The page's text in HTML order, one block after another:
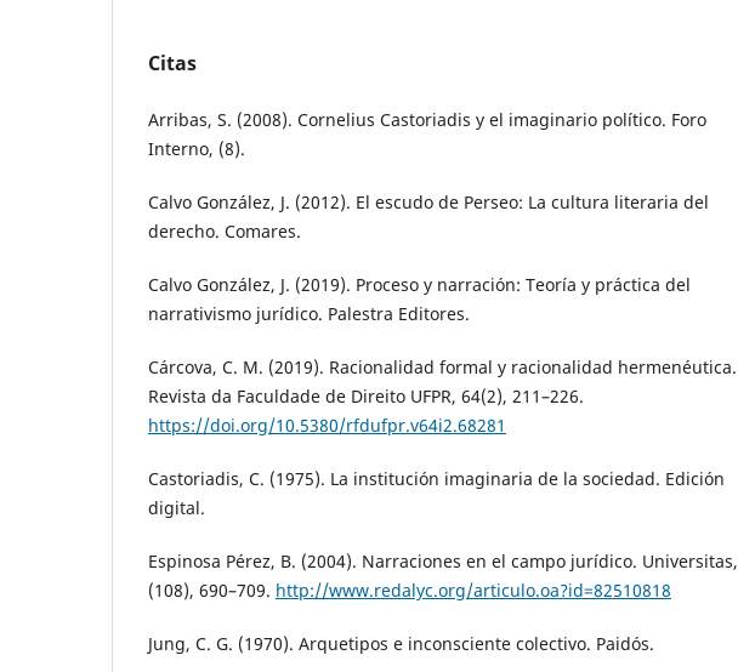
Citas
Arribas, S. (2008). Cornelius Castoriadis y el imaginario político. Foro
Interno, (8).
Calvo González, J. (2012). El escudo de Perseo: La cultura literaria del
derecho. Comares.
Calvo González, J. (2019). Proceso y narración: Teoría y práctica del
narrativismo jurídico. Palestra Editores.
Cárcova, C. M. (2019). Racionalidad formal y racionalidad hermenéutica.
Revista da Faculdade de Direito UFPR, 64(2), 211–226.
https://doi.org/10.5380/rfdufpr.v64i2.68281
Castoriadis, C. (1975). La institución imaginaria de la sociedad. Edición
digital.
Espinosa Pérez, B. (2004). Narraciones en el campo jurídico. Universitas,
(108), 690–709. http://www.redalyc.org/articulo.oa?id=82510818
Jung, C. G. (1970). Arquetipos e inconsciente colectivo. Paidós.